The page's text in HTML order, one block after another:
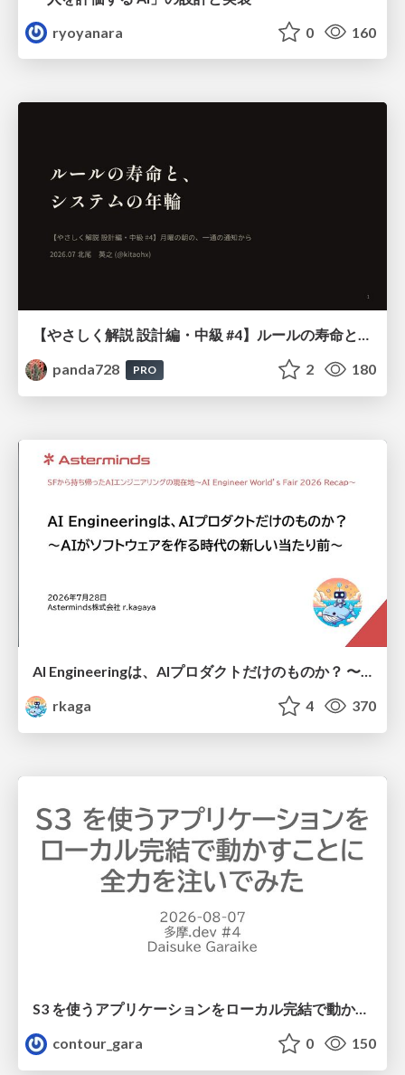
ryoyanara
0 160
【やさしく解説 設計編・中級 #4】ルールの寿命と、システムの年輪
panda728
PRO 2 180
AI Engineeringは、AIプロダクトだけのものか？ 〜AIがソフトウェアを作る時代の新しい当たり前〜 / No AI in your product. AI Engineering in your development.
rkaga
4 370
S3 を使うアプリケーションをローカル完結で動かすことに全力を注いでみた / Running S3 Apps Offline
contour_gara
0 150